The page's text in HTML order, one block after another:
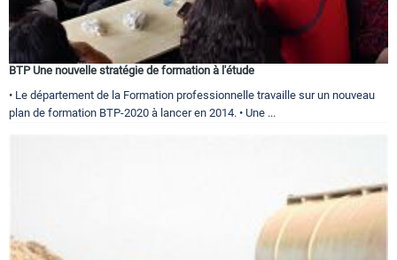
BTP Une nouvelle stratégie de formation à l'étude
• Le département de la Formation professionnelle travaille sur un nouveau
plan de formation BTP-2020 à lancer en 2014. • Une ...